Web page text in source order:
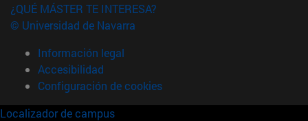
¿QUÉ MÁSTER TE INTERESA?
© Universidad de Navarra
Información legal
Accesibilidad
Configuración de cookies
Localizador de campus